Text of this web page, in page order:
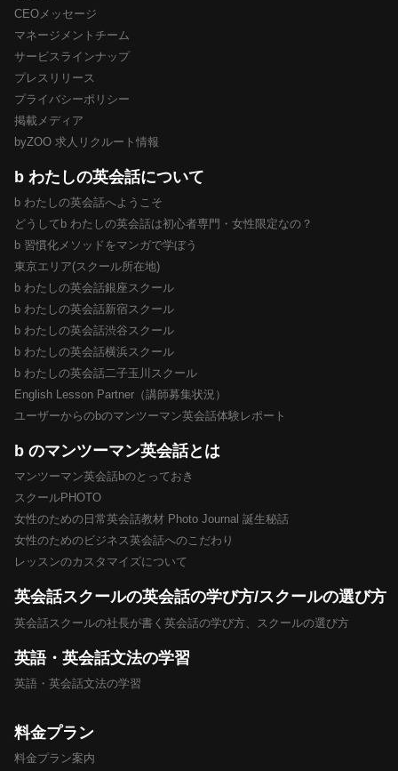
CEOメッセージ
マネージメントチーム
サービスラインナップ
プレスリリース
プライバシーポリシー
掲載メディア
byZOO 求人リクルート情報
b わたしの英会話について
b わたしの英会話へようこそ
どうしてb わたしの英会話は初心者専門・女性限定なの？
b 習慣化メソッドをマンガで学ぼう
東京エリア(スクール所在地)
b わたしの英会話銀座スクール
b わたしの英会話新宿スクール
b わたしの英会話渋谷スクール
b わたしの英会話横浜スクール
b わたしの英会話二子玉川スクール
English Lesson Partner（講師募集状況）
ユーザーからのbのマンツーマン英会話体験レポート
b のマンツーマン英会話とは
マンツーマン英会話bのとっておき
スクールPHOTO
女性のための日常英会話教材 Photo Journal 誕生秘話
女性のためのビジネス英会話へのこだわり
レッスンのカスタマイズについて
英会話スクールの英会話の学び方/スクールの選び方
英会話スクールの社長が書く英会話の学び方、スクールの選び方
英語・英会話文法の学習
英語・英会話文法の学習
料金プラン
料金プラン案内